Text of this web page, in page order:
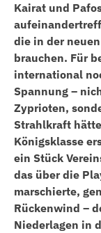
Kairat und
die in der
brauchen. Für
international
Spannung –
Zyprioten,
Strahlkraft
Königsklasse
ein Stück
das über die
marschierte,
Rückenwind –
Niederlagen in